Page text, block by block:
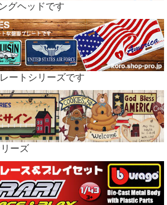
グヘッドです
ートシリーズです
ーズ